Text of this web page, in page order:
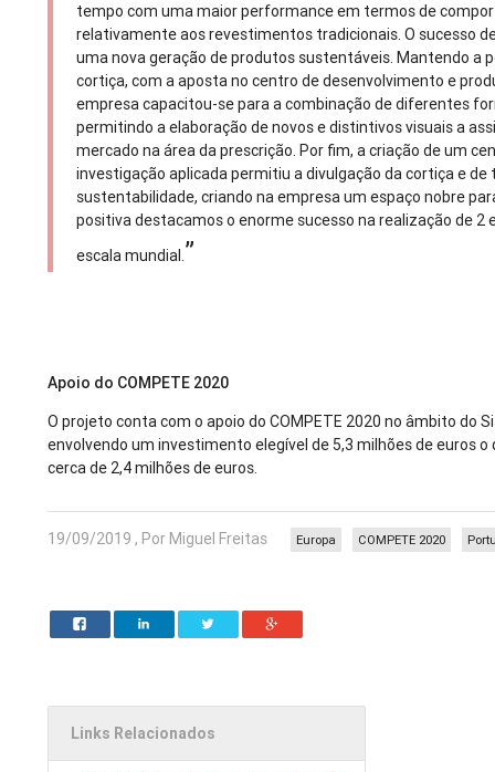
tempo com uma maior performance em termos de
relativamente aos revestimentos tradicionais. O sucesso
uma nova geração de produtos sustentáveis. Mantendo a
cortiça, com a aposta no centro de desenvolvimento e
empresa capacitou-se para a combinação de diferentes
permitindo a elaboração de novos e distintivos visuais a
mercado na área da prescrição. Por fim, a criação de um
investigação aplicada permitiu a divulgação da cortiça e
sustentabilidade, criando na empresa um espaço nobre
positiva destacamos o enorme sucesso na realização de
escala mundial.”
Apoio do COMPETE 2020
O projeto conta com o apoio do COMPETE 2020 no âmbito do
envolvendo um investimento elegível de 5,3 milhões de euros o
cerca de 2,4 milhões de euros.
19/09/2019 , Por Miguel Freitas COMPETE 2020
Europa
Links Relacionados